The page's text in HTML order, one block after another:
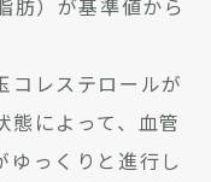
コレステロールが
態によって、血管
ゆっくりと進行し